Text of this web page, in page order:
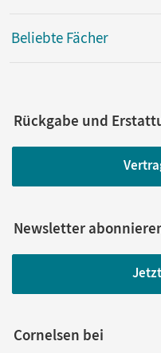
Beliebte Fächer
Rückgabe und
Newsletter
Cornelsen bei